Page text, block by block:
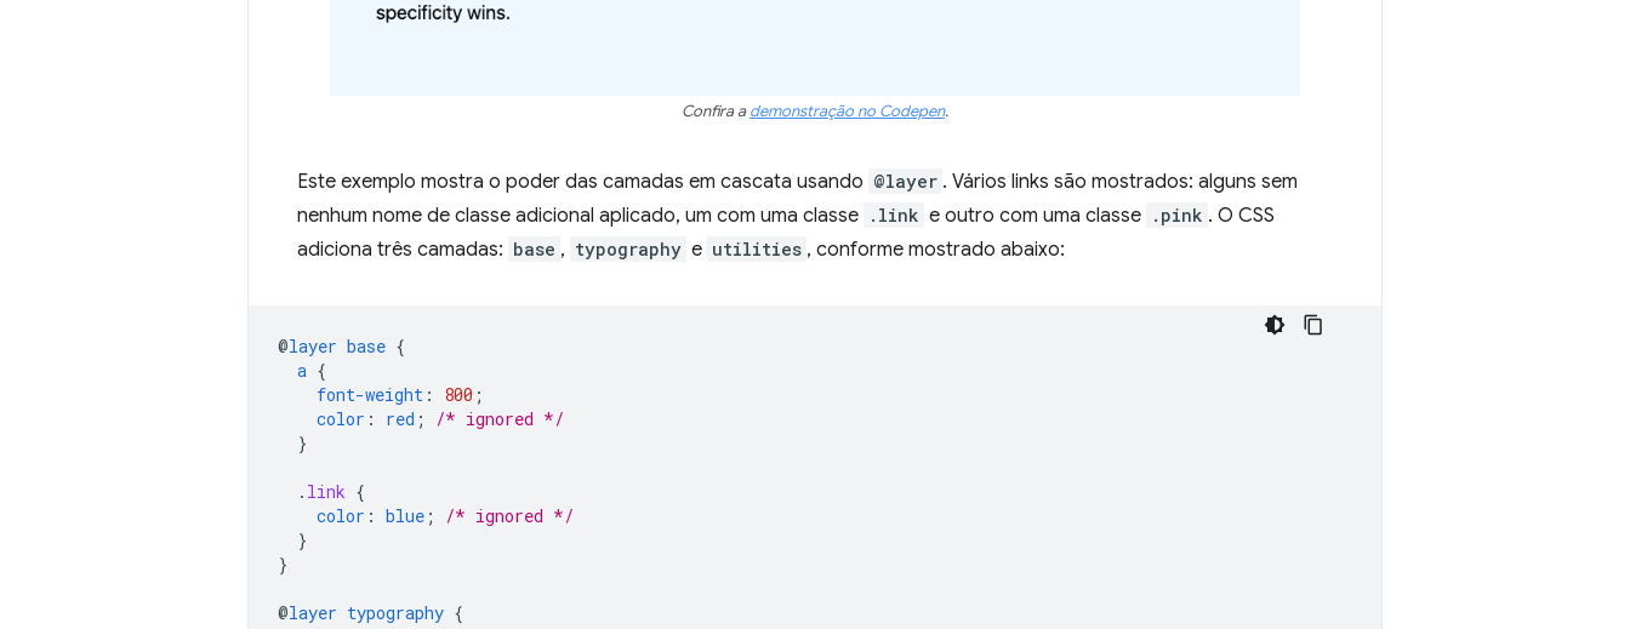
Confira ademonstração no Codepen.
Este exemplo mostra o poder das camadas em cascata usando @layer . Vários links são mostrados: alguns sem
nenhum nome de classe adicional aplicado, um com uma classe .link e outro com uma classe .pink . O CSS
adiciona três camadas: base , typography e utilities , conforme mostrado abaixo:
@layer base {
a {
font-weight : 800 ;
color : red ;
/* ignored */
}
. link {
color : blue ;
/* ignored */
}
}
@layer typography {